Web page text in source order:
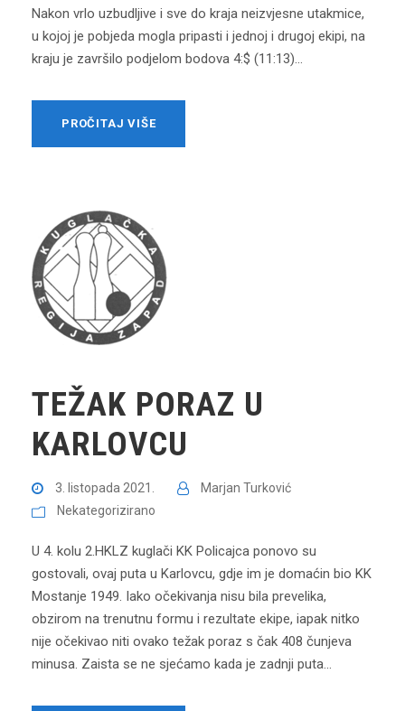
Nakon vrlo uzbudljive i sve do kraja neizvjesne utakmice,
u kojoj je pobjeda mogla pripasti i jednoj i drugoj ekipi, na
kraju je završilo podjelom bodova 4:$ (11:13)...
PROČITAJ VIŠE
TEŽAK PORAZ U
KARLOVCU
3. listopada 2021.
Marjan Turković
Nekategorizirano
U 4. kolu 2.HKLZ kuglači KK Policajca ponovo su
gostovali, ovaj puta u Karlovcu, gdje im je domaćin bio KK
Mostanje 1949. Iako očekivanja nisu bila prevelika,
obzirom na trenutnu formu i rezultate ekipe, iapak nitko
nije očekivao niti ovako težak poraz s čak 408 čunjeva
minusa. Zaista se ne sjećamo kada je zadnji puta...